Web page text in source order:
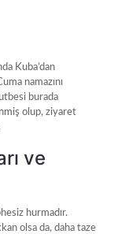
Kuba’dan
namazını
burada
olup, ziyaret
ve
hurmadır.
olsa da, daha taze